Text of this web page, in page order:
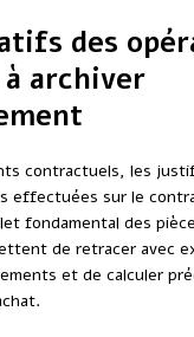
des
archiver
contractuels, les
effectuées sur le
fondamental des
de retracer avec
et de calculer